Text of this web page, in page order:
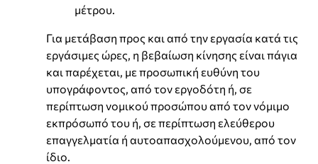
μέτρου.
Για μετάβαση προς και από την εργασία κατά τις
εργάσιμες ώρες, η βεβαίωση κίνησης είναι πάγια
και παρέχεται, με προσωπική ευθύνη του
υπογράφοντος, από τον εργοδότη ή, σε
περίπτωση νομικού προσώπου από τον νόμιμο
εκπρόσωπό του ή, σε περίπτωση ελεύθερου
επαγγελματία ή αυτοαπασχολούμενου, από τον
ίδιο.